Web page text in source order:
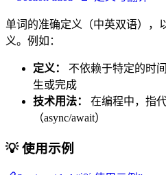
单词的准确定义（中英双语），
义。例如：
定义：
不依赖于特定的时
生或完成
技术用法：
在编程中，指
（async/await）
💡 使用示例